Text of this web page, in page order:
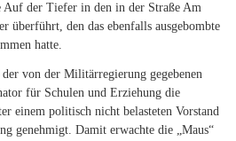
Auf der Tiefer in den in der Straße Am
überführt, den das ebenfalls ausgebombte
hatte.
von der Militärregierung gegebenen
für Schulen und Erziehung die
einem politisch nicht belasteten Vorstand
genehmigt. Damit erwachte die „Maus“